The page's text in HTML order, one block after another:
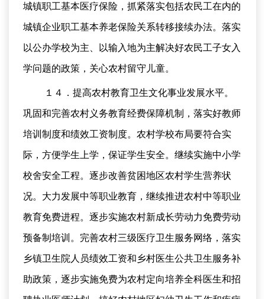
城镇职工基本医疗保险，抓紧落实包括农民工在内的
城镇企业职工基本养老保险关系转移接续办法。落实
以公办学校为主、以输入地为主解决好农民工子女入
学问题的政策，关心农村留守儿童。
１４．提高农村教育卫生文化事业发展水平。
巩固和完善农村义务教育经费保障机制，落实好教师
培训制度和绩效工资制度。农村学校布局要符合实
际，方便学生上学，保证学生安全。继续实施中小学
校舍安全工程。逐步改善贫困地区农村学生营养状
况。大力发展中等职业教育，继续推进农村中等职业
教育免费进程。逐步实施农村新成长劳动力免费劳动
预备制培训。完善农村三级医疗卫生服务网络，落实
乡镇卫生院人员绩效工资和乡村医生公共卫生服务补
助政策，逐步实施免费为农村定向培养全科医生和招